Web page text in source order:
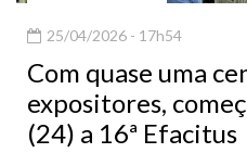
25/04/2026 - 17h54
Com quase uma
expositores,
(24) a 16ª Efacitus